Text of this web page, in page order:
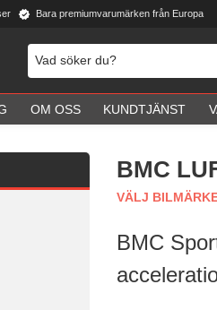
Bara premiumvarumärken från Europa
OM OSS KUNDTJÄNST
BMC
VÄLJ
BMC